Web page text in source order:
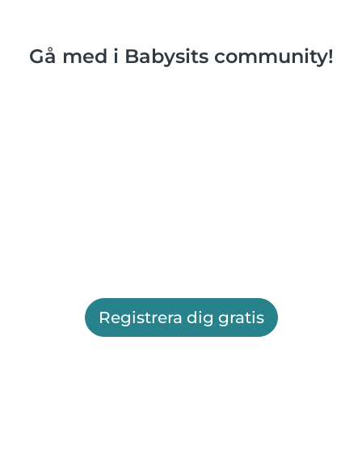
Gå med i Babysits community!
Registrera dig gratis